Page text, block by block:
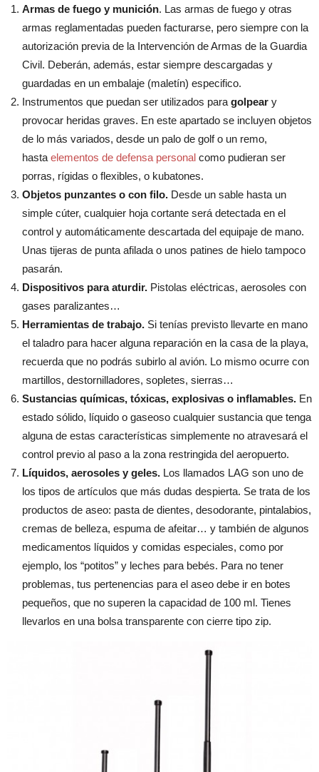
Armas de fuego y munición. Las armas de fuego y otras
armas reglamentadas pueden facturarse, pero siempre con la
autorización previa de la Intervención de Armas de la Guardia
Civil. Deberán, además, estar siempre descargadas y
guardadas en un embalaje (maletín) especifico.
Instrumentos que puedan ser utilizados para golpear y
provocar heridas graves. En este apartado se incluyen objetos
de lo más variados, desde un palo de golf o un remo,
hasta elementos de defensa personal como pudieran ser
porras, rígidas o flexibles, o kubatones.
Objetos punzantes o con filo. Desde un sable hasta un
simple cúter, cualquier hoja cortante será detectada en el
control y automáticamente descartada del equipaje de mano.
Unas tijeras de punta afilada o unos patines de hielo tampoco
pasarán.
Dispositivos para aturdir. Pistolas eléctricas, aerosoles con
gases paralizantes…
Herramientas de trabajo. Si tenías previsto llevarte en mano
el taladro para hacer alguna reparación en la casa de la playa,
recuerda que no podrás subirlo al avión. Lo mismo ocurre con
martillos, destornilladores, sopletes, sierras…
Sustancias químicas, tóxicas, explosivas o inflamables. En
estado sólido, líquido o gaseoso cualquier sustancia que tenga
alguna de estas características simplemente no atravesará el
control previo al paso a la zona restringida del aeropuerto.
Líquidos, aerosoles y geles. Los llamados LAG son uno de
los tipos de artículos que más dudas despierta. Se trata de los
productos de aseo: pasta de dientes, desodorante, pintalabios,
cremas de belleza, espuma de afeitar… y también de algunos
medicamentos líquidos y comidas especiales, como por
ejemplo, los “potitos” y leches para bebés. Para no tener
problemas, tus pertenencias para el aseo debe ir en botes
pequeños, que no superen la capacidad de 100 ml. Tienes
llevarlos en una bolsa transparente con cierre tipo zip.